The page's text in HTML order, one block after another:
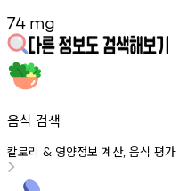
74 mg
음식 검색
칼로리 & 영양정보 계산, 음식 평가